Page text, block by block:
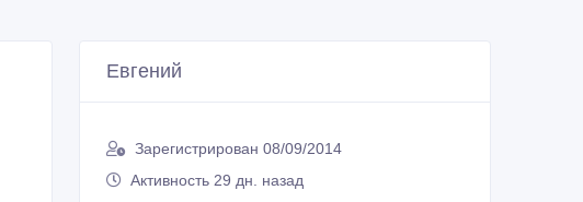
Евгений
Зарегистрирован 08/09/2014
Активность 29 дн. назад